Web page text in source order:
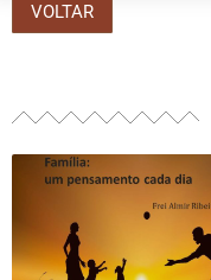
VOLTAR